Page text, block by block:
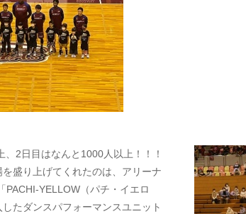
2日目はなんと1000人以上！！！
盛り上げてくれたのは、アリーナ
YELLOW（パチ・イエロ
たダンスパフォーマンスユニット